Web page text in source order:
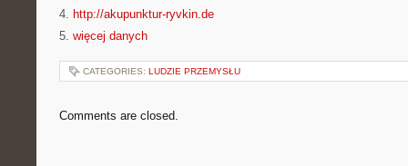
4. http://akupunktur-ryvkin.de
5. więcej danych
CATEGORIES: LUDZIE PRZEMYSŁU
Comments are closed.